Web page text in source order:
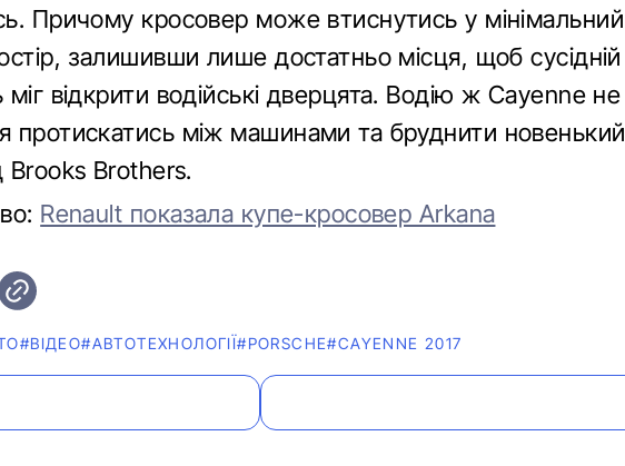
Причому кросовер може втиснутись у мінімальний
залишивши лише достатньо місця, щоб сусідній
міг відкрити водійські дверцята. Водію ж Cayenne не
протискатись між машинами та бруднити новенький
Brooks Brothers.
Renault показала купе-кросовер Arkana
#ВІДЕО#АВТОТЕХНОЛОГІЇ#PORSCHE#CAYENNE 2017